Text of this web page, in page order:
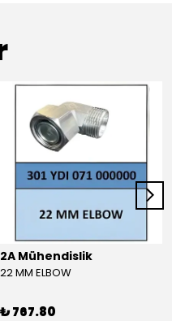
2A Mühendislik
22 MM ELBOW
₺ 767.80